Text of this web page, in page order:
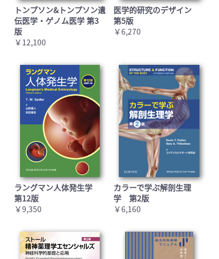
トンプソン&トンプソン遺
伝医学・ゲノム医学 第3
版
￥12,100
医学的研究のデザイン
第5版
￥6,270
ラングマン人体発生学
第12版
￥9,350
カラーで学ぶ解剖生理
学 第2版
￥6,160